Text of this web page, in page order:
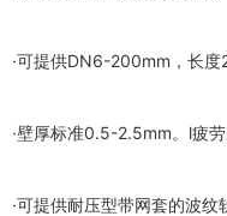
·可提供DN6-200mm，长
·壁厚标准0.5-2.5mm。l疲
·可提供耐压型带网套的波纹